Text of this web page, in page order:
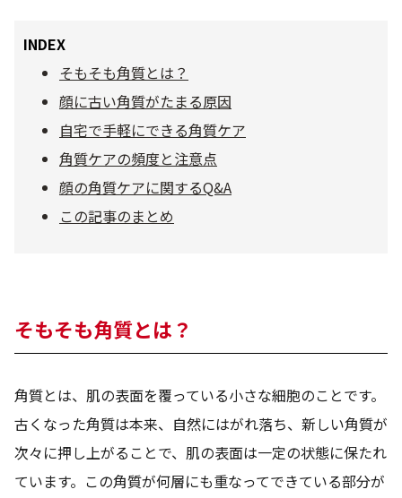
敏感・肌あれ
トライアルキット
ランキング商品
メイク・ボディ・ヘアケア
キャンペーン情報
INDEX
そもそも角質とは？
顔に古い角質がたまる原因
自宅で手軽にできる角質ケア
角質ケアの頻度と注意点
顔の角質ケアに関するQ&A
この記事のまとめ
そもそも角質とは？
角質とは、肌の表面を覆っている小さな細胞のことです。
古くなった角質は本来、自然にはがれ落ち、新しい角質が
次々に押し上がることで、肌の表面は一定の状態に保たれ
ています。この角質が何層にも重なってできている部分が